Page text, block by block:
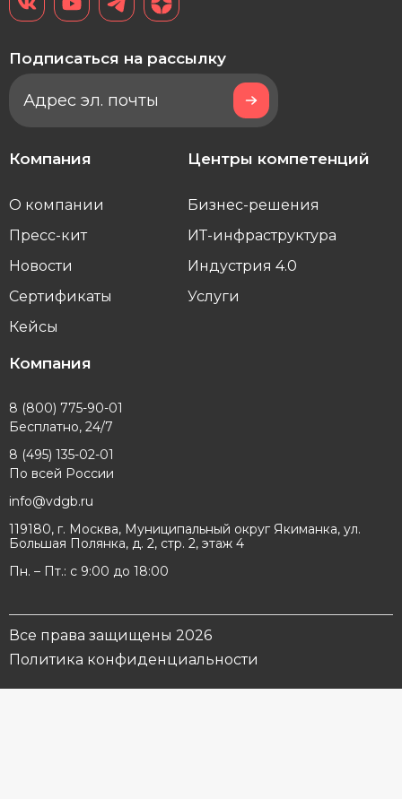
Подписаться на рассылку
Компания
О компании
Пресс-кит
Новости
Сертификаты
Кейсы
Центры компетенций
Бизнес-решения
ИТ-инфраструктура
Индустрия 4.0
Услуги
Компания
8 (800) 775-90-01
Бесплатно, 24/7
8 (495) 135-02-01
По всей России
info@vdgb.ru
119180, г. Москва, Муниципальный округ Якиманка, ул.
Большая Полянка, д. 2, стр. 2, этаж 4
Пн. – Пт.: с 9:00 до 18:00
Все права защищены 2026
Политика конфиденциальности